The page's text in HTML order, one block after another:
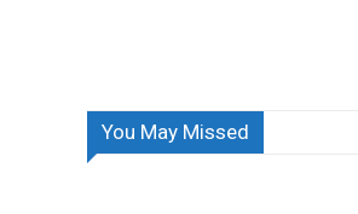
You May Missed